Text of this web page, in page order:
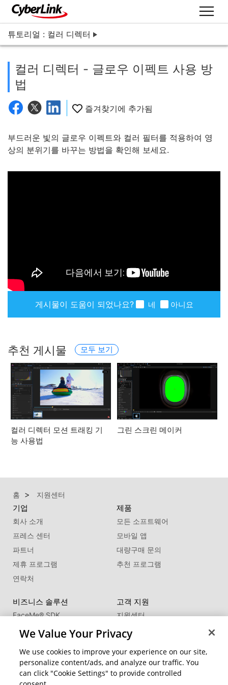
튜토리얼 : 컬러 디렉터
컬러 디렉터 - 글로우 이펙트 사용 방
법
즐겨찾기에 추가됨
부드러운 빛의 글로우 이펙트와 컬러 필터를 적용하여 영
상의 분위기를 바꾸는 방법을 확인해 보세요.
게시물이 도움이 되었나요? 네 아니요
추천 게시물 모두 보기
컬러 디렉터 모션 트래킹 기
능 사용법
그린 스크린 메이커
홈 지원센터
기업
회사 소개
프레스 센터
파트너
제휴 프로그램
연락처
제품
모든 소프트웨어
모바일 앱
대량구매 문의
추천 프로그램
비즈니스 솔루션
FaceMe®SDK
고객 지원
지원센터
커뮤니티 지역 변경
We Value Your Privacy
We use cookies to improve your experience on our site,
personalize content/ads, and analyze our traffic. You
can click "Cookie Settings" to provide controlled